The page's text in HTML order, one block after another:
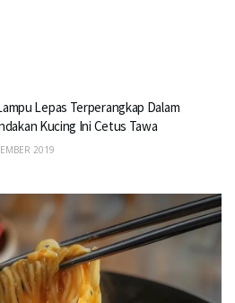
Lepas Terperangkap Dalam
Kucing Ini Cetus Tawa
2019